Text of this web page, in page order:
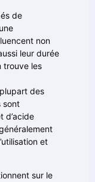
de
non
leur durée
trouve les
des
sont
d’acide
et
sur le